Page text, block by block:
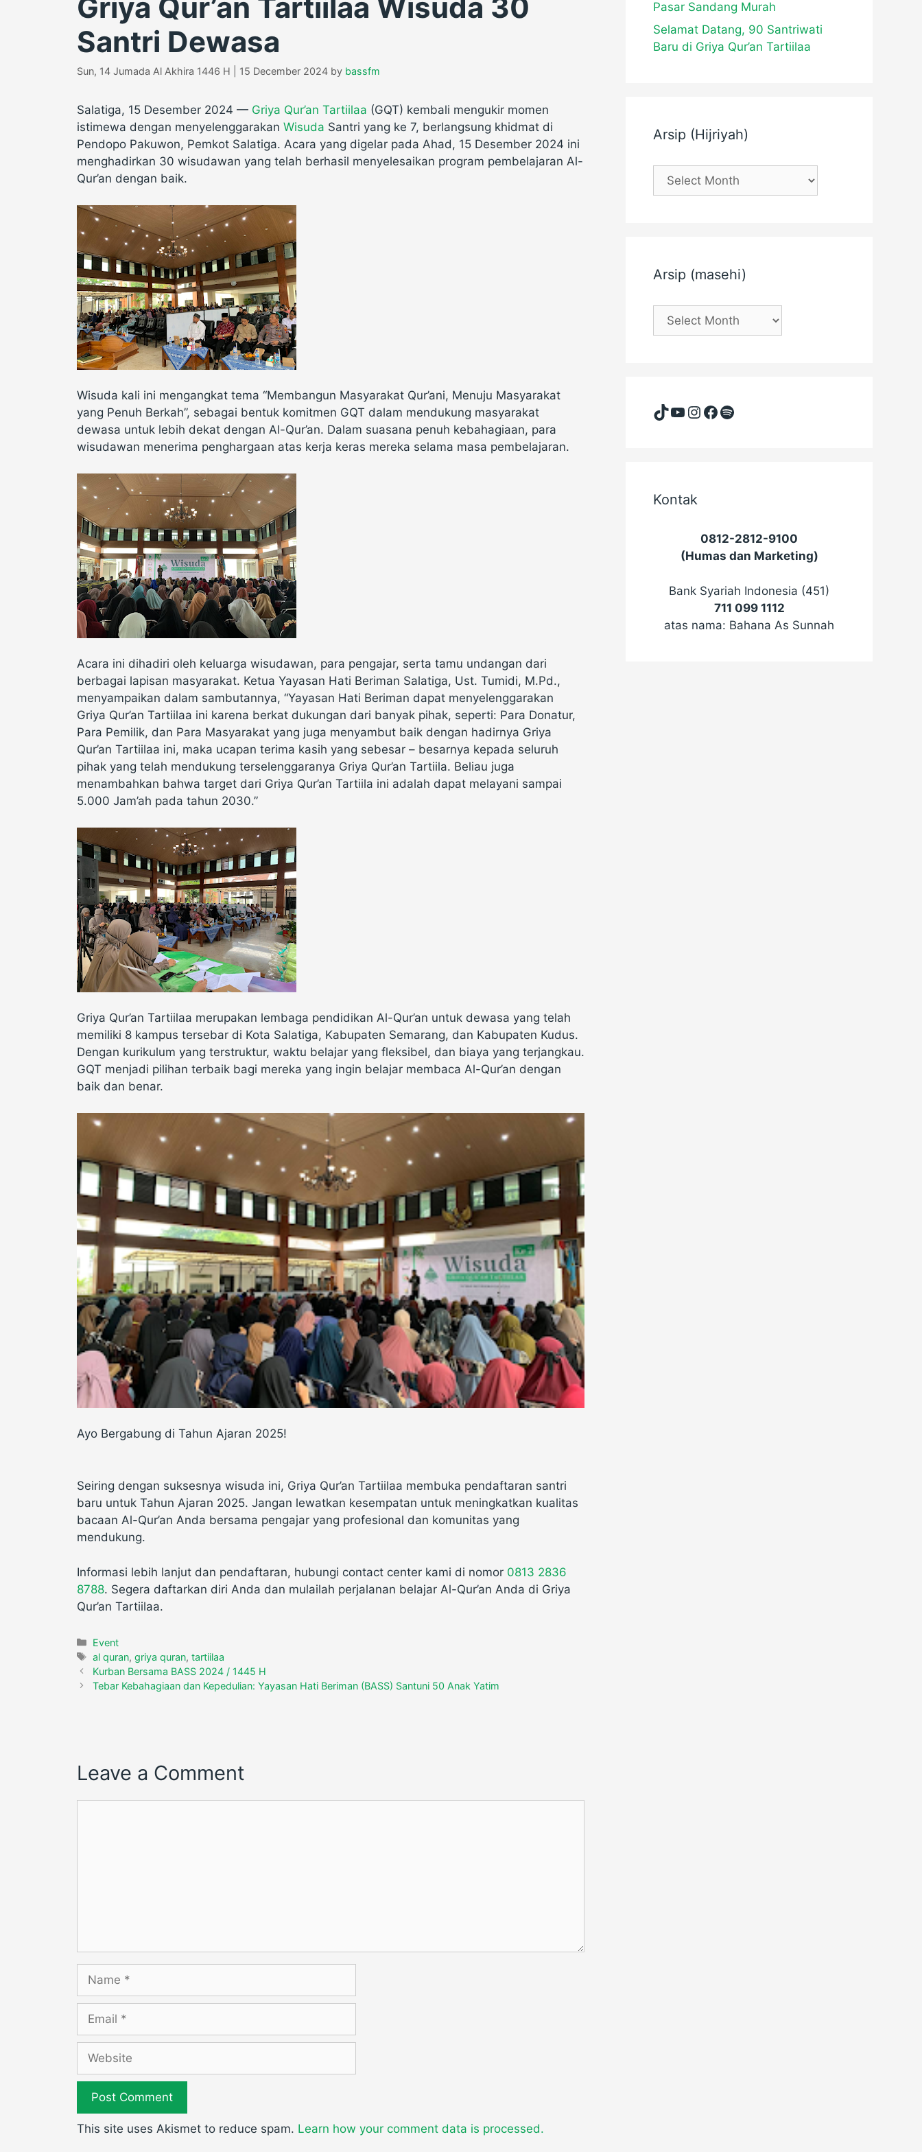
Griya Qur’an Tartiilaa Wisuda 30
Santri Dewasa
Sun, 14 Jumada Al Akhira 1446 H | 15 December 2024 by bassfm
Salatiga, 15 Desember 2024 — Griya Qur’an Tartiilaa (GQT) kembali mengukir momen
istimewa dengan menyelenggarakan Wisuda Santri yang ke 7, berlangsung khidmat di
Pendopo Pakuwon, Pemkot Salatiga. Acara yang digelar pada Ahad, 15 Desember 2024 ini
menghadirkan 30 wisudawan yang telah berhasil menyelesaikan program pembelajaran Al-
Qur’an dengan baik.
Wisuda kali ini mengangkat tema “Membangun Masyarakat Qur’ani, Menuju Masyarakat
yang Penuh Berkah”, sebagai bentuk komitmen GQT dalam mendukung masyarakat
dewasa untuk lebih dekat dengan Al-Qur’an. Dalam suasana penuh kebahagiaan, para
wisudawan menerima penghargaan atas kerja keras mereka selama masa pembelajaran.
Acara ini dihadiri oleh keluarga wisudawan, para pengajar, serta tamu undangan dari
berbagai lapisan masyarakat. Ketua Yayasan Hati Beriman Salatiga, Ust. Tumidi, M.Pd.,
menyampaikan dalam sambutannya, “Yayasan Hati Beriman dapat menyelenggarakan
Griya Qur’an Tartiilaa ini karena berkat dukungan dari banyak pihak, seperti: Para Donatur,
Para Pemilik, dan Para Masyarakat yang juga menyambut baik dengan hadirnya Griya
Qur’an Tartiilaa ini, maka ucapan terima kasih yang sebesar – besarnya kepada seluruh
pihak yang telah mendukung terselenggaranya Griya Qur’an Tartiila. Beliau juga
menambahkan bahwa target dari Griya Qur’an Tartiila ini adalah dapat melayani sampai
5.000 Jam’ah pada tahun 2030.”
Griya Qur’an Tartiilaa merupakan lembaga pendidikan Al-Qur’an untuk dewasa yang telah
memiliki 8 kampus tersebar di Kota Salatiga, Kabupaten Semarang, dan Kabupaten Kudus.
Dengan kurikulum yang terstruktur, waktu belajar yang fleksibel, dan biaya yang terjangkau.
GQT menjadi pilihan terbaik bagi mereka yang ingin belajar membaca Al-Qur’an dengan
baik dan benar.
Ayo Bergabung di Tahun Ajaran 2025!
Seiring dengan suksesnya wisuda ini, Griya Qur’an Tartiilaa membuka pendaftaran santri
baru untuk Tahun Ajaran 2025. Jangan lewatkan kesempatan untuk meningkatkan kualitas
bacaan Al-Qur’an Anda bersama pengajar yang profesional dan komunitas yang
mendukung.
Informasi lebih lanjut dan pendaftaran, hubungi contact center kami di nomor 0813 2836
8788. Segera daftarkan diri Anda dan mulailah perjalanan belajar Al-Qur’an Anda di Griya
Qur’an Tartiilaa.
Categories
Event
Tags
al quran,griya quran,tartiilaa
Kurban Bersama BASS 2024 / 1445 H
Tebar Kebahagiaan dan Kepedulian: Yayasan Hati Beriman (BASS) Santuni 50 Anak Yatim
Leave a Comment
This site uses Akismet to reduce spam. Learn how your comment data is processed.
Pasar Sandang Murah
Selamat Datang, 90 Santriwati
Baru di Griya Qur’an Tartiilaa
Arsip (Hijriyah)
Arsip
Arsip (masehi)
Arsip
TikTok
YouTube
Instagram
Facebook
Spotify
Kontak
0812-2812-9100
(Humas dan Marketing)
Bank Syariah Indonesia (451)
711 099 1112
atas nama: Bahana As Sunnah